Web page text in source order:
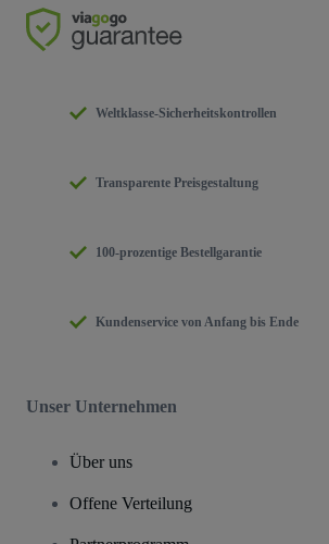
Weltklasse-Sicherheitskontrollen
Transparente Preisgestaltung
100-prozentige Bestellgarantie
Kundenservice von Anfang bis Ende
Unser Unternehmen
Über uns
Offene Verteilung